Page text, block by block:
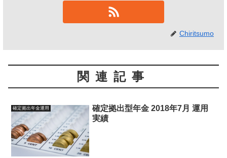
Chiritsumo
関連記事
確定拠出年金運用
確定拠出型年金 2018年7月 運用
実績